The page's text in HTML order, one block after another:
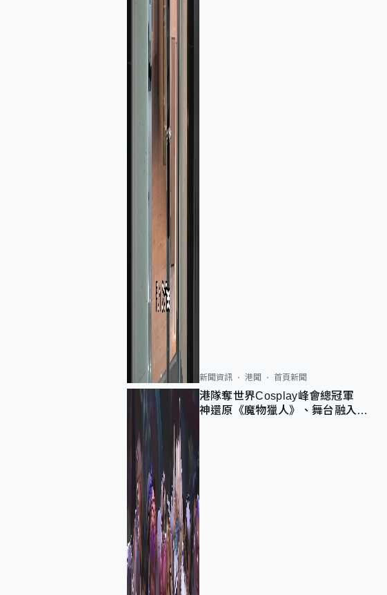
新聞資訊 港聞 首頁新聞
港隊奪世界Cosplay峰會總冠軍
神還原《魔物獵人》、舞台融入獅